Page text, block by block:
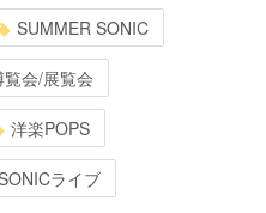
SUMMER SONIC
会/展覧会
洋楽POPS
ライブ